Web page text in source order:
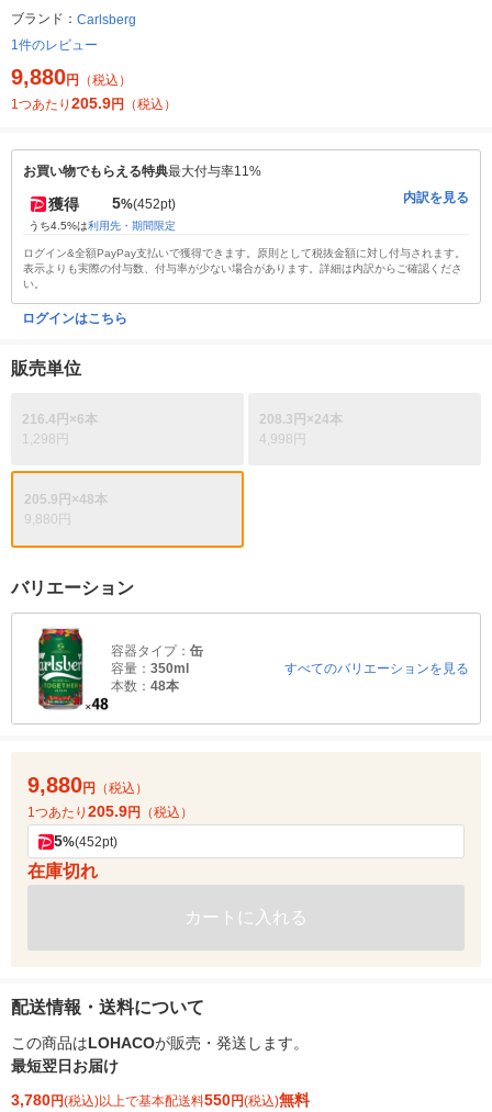
ブランド： Carlsberg
1件のレビュー
9,880円
（税込）
1つあたり 205.9円 （税込）
お買い物でもらえる特典最大付与率11%
獲得 5%(452pt)
うち4.5%は利用先・期間限定
内訳を見る
ログイン&全額PayPay支払いで獲得できます。原則として税抜金額に対し付与されます。
表示よりも実際の付与数、付与率が少ない場合があります。詳細は内訳からご確認くださ
い。
ログインはこちら
販売単位
216.4円×6本
1,298円
208.3円×24本
4,998円
205.9円×48本
9,880円
バリエーション
容器タイプ： 缶
容量： 350ml
本数： 48本
すべてのバリエーションを見る
9,880円
（税込）
1つあたり 205.9円 （税込）
5%(452pt)
在庫切れ
カートに入れる
配送情報・送料について
この商品はLOHACOが販売・発送します。
最短翌日お届け
3,780円(税込)以上で基本配送料550円(税込)無料